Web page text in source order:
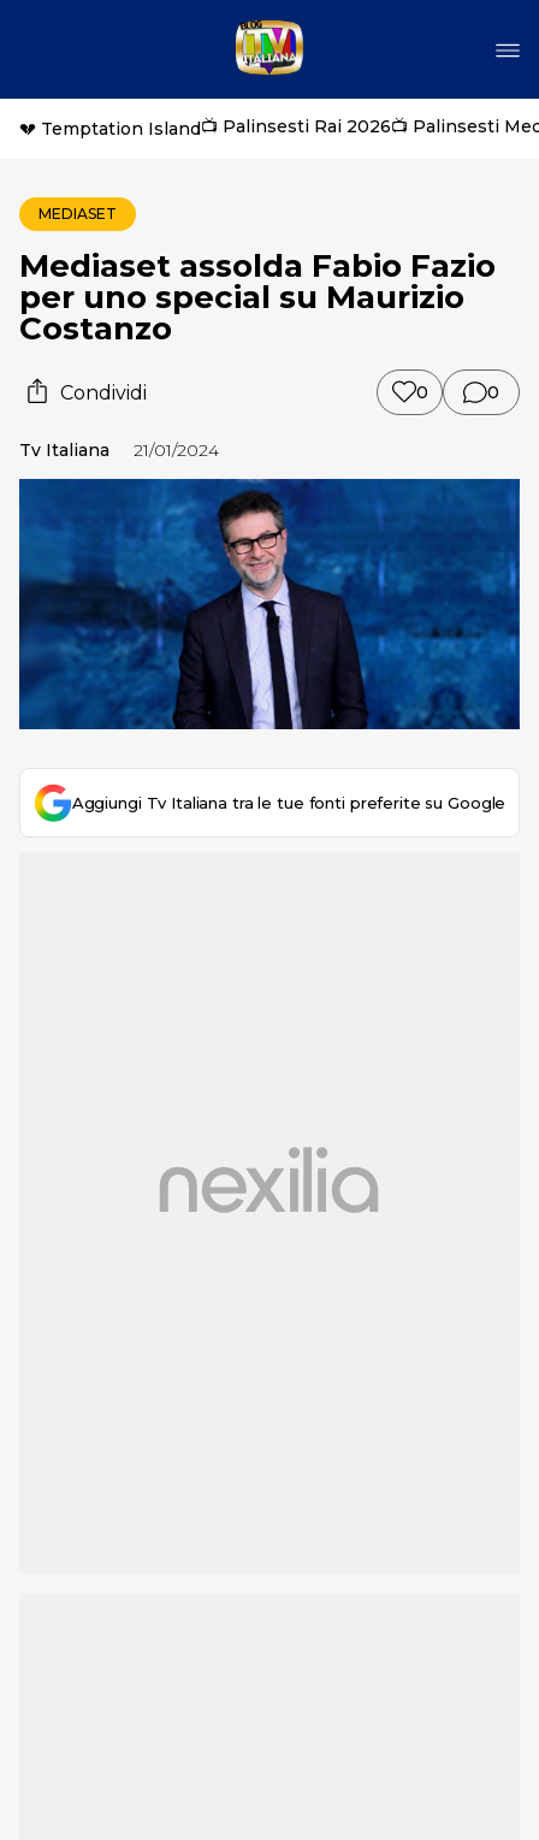
💔 Temptation Island📺 Palinsesti Rai 2026📺 Palinsesti
MEDIASET
Mediaset assolda Fabio Fazio
per uno special su Maurizio
Costanzo
Condividi 0 0
Tv Italiana 21/01/2024
Aggiungi Tv Italiana tra le tue fonti preferite su Google